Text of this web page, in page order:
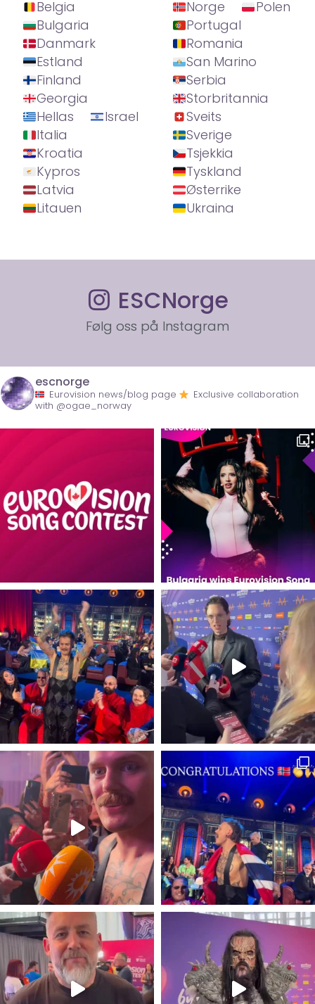
Belgia
Bulgaria
Danmark
Estland
Finland
Georgia
Hellas
Israel
Italia
Kroatia
Kypros
Latvia
Litauen
Norge
Polen
Portugal
Romania
San Marino
Serbia
Storbritannia
Sveits
Sverige
Tsjekkia
Tyskland
Østerrike
Ukraina
ESCNorge
Følg oss på Instagram
escnorge
Eurovision news/blog page
Exclusive collaboration
with @ogae_norway